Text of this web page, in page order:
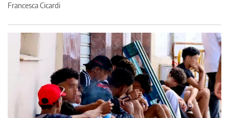
Francesca Cicardi